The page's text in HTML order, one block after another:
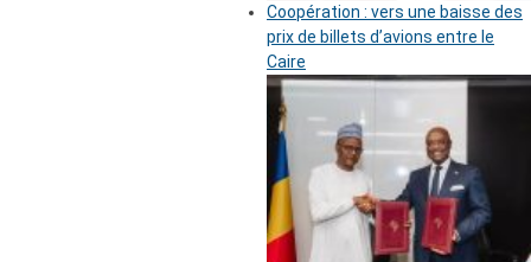
Coopération : vers une baisse des
prix de billets d’avions entre le
Caire